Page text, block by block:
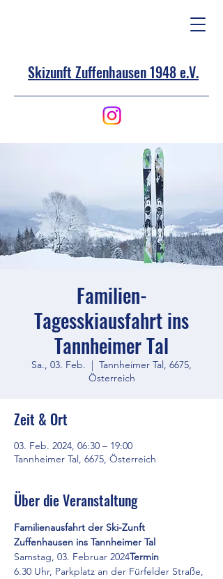
Skizunft Zuffenhausen 1948 e.V.
Familien-
Tagesskiausfahrt ins
Tannheimer Tal
Sa., 03. Feb.
  |
Tannheimer Tal, 6675,
Österreich
Zeit & Ort
03. Feb. 2024, 06:30 – 19:00
Tannheimer Tal, 6675, Österreich
Über die Veranstaltung
Familienausfahrt der Ski-Zunft
Zuffenhausen ins Tannheimer Tal
Samstag, 03. Februar 2024Termin
6.30 Uhr, Parkplatz an der Fürfelder Straße,